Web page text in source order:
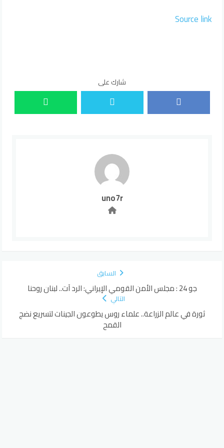
Source link
شارك على
uno7r
السابق
جو 24 : مجلس الأمن القومي الإيراني: الرد آت.. لبنان روحنا
التالي
ثورة في عالم الزراعة.. علماء روس يطوعون الجينات لتسريع نضج
القمح